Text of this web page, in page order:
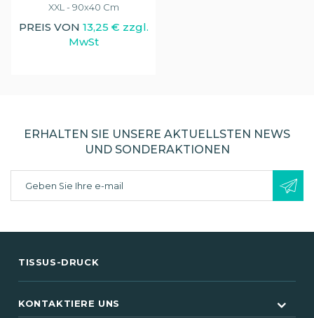
XXL - 90x40 Cm
PREIS VON 13,25 € zzgl.
MwSt
ERHALTEN SIE UNSERE AKTUELLSTEN NEWS
UND SONDERAKTIONEN
TISSUS-DRUCK
KONTAKTIERE UNS